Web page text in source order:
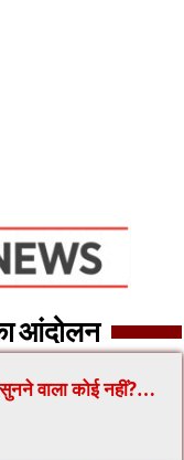
आंदोलन
वाला कोई नहीं?…